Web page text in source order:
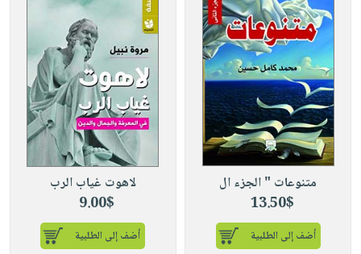
متنوعات " الجزء ال
13.50$
أضف إلى الطلبية
لاهوت غياب الرب
9.00$
أضف إلى الطلبية